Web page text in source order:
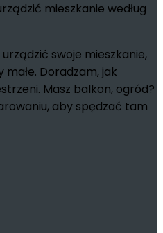
mieszkanie według
swoje mieszkanie,
małe. Doradzam, jak
Masz balkon, ogród?
aby spędzać tam